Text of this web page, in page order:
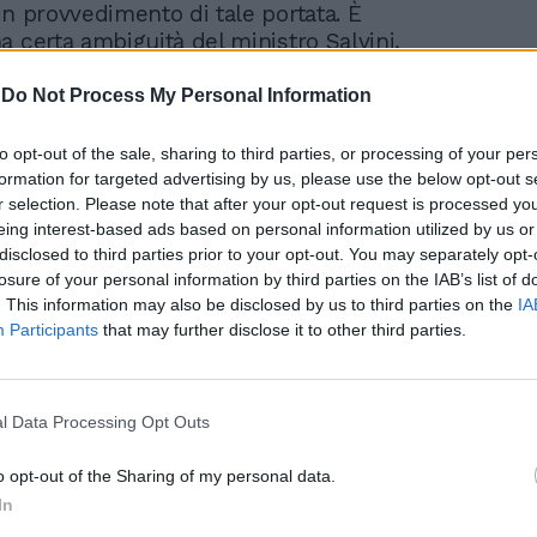
Do Not Process My Personal Information
opt-out of the sale, sharing to third parties, or processing of your
for targeted advertising by us, please use the below opt-out
selection. Please note that after your opt-out request is processed
interest-based ads based on personal information utilized by us
to third parties prior to your opt-out. You may separately
of your personal information by third parties on the IAB’s list of
This information may also be disclosed by us to third parties on the
Participants that may further disclose it to other third parties.
Data Processing Opt Outs
opt-out of the Sharing of my personal data.
provvedimento di tale portata. È
certa ambiguità del ministro Salvini,
contraddizioni". E Rossano Sasso,
dice: "Evidentemente è bastato
nostri emendamenti ci sarebbero state
in maggioranza soprattutto nella Lega
la maggioranza ad una riflessione. Il
però prosegue con la presentazione
del giorno che ricalcano il contenuto
voto di fiducia di mercoledì, con la
si sbilancia: "Ne discuteremo con il
'vannacciani' è chiara. 'Stop soldi per
sicurezza per gli italiani', recita lo